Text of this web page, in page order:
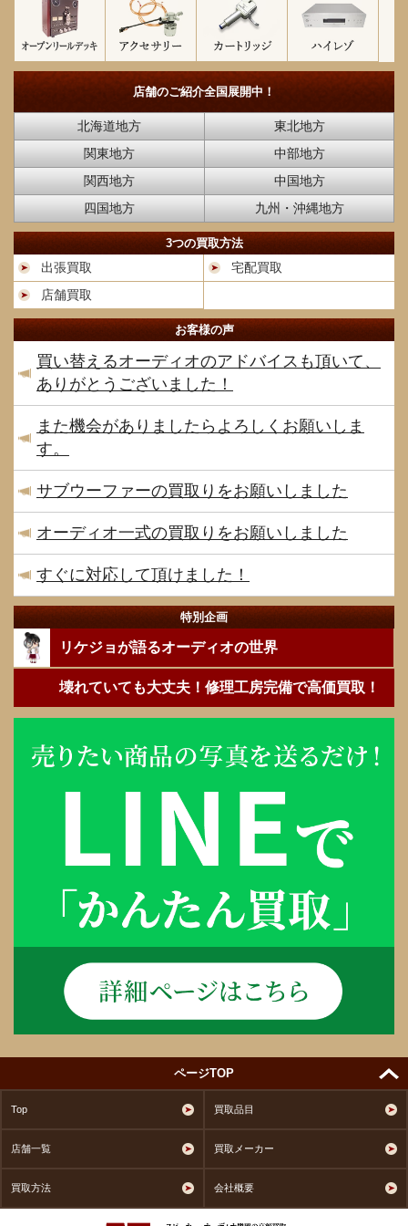
店舗のご紹介全国展開中！
北海道地方
東北地方
関東地方
中部地方
関西地方
中国地方
四国地方
九州・沖縄地方
3つの買取方法
出張買取
宅配買取
店舗買取
お客様の声
買い替えるオーディオのアドバイスも頂いて、
ありがとうございました！
また機会がありましたらよろしくお願いしま
す。
サブウーファーの買取りをお願いしました
オーディオ一式の買取りをお願いしました
すぐに対応して頂けました！
特別企画
リケジョが語るオーディオの世界
壊れていても大丈夫！修理工房完備で高価買取！
ページTOP
Top 買取品目
店舗一覧 買取メーカー
買取方法 会社概要